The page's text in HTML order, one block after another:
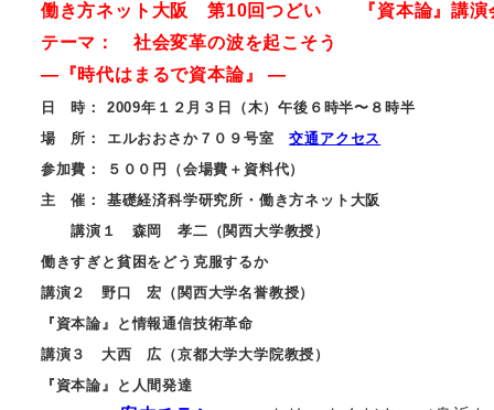
働き方ネット大阪 第10回つどい 『資本論』講演
テーマ： 社会変革の波を起こそう
―『時代はまるで資本論』 ―
日 時： 2009年１２月３日（木）午後６時半〜８時半
場 所： エルおおさか７０９号室交通アクセス
参加費： ５００円（会場費＋資料代）
主 催： 基礎経済科学研究所・働き方ネット大阪
講演１ 森岡 孝二（関西大学教授）
働きすぎと貧困をどう克服するか
講演２ 野口 宏（関西大学名誉教授）
『資本論』と情報通信技術革命
講演３ 大西 広（京都大学大学院教授）
『資本論』と人間発達